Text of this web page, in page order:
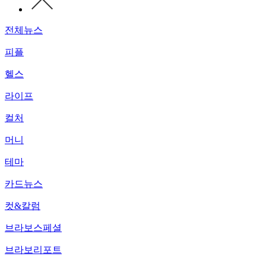
전체뉴스
피플
헬스
라이프
컬처
머니
테마
카드뉴스
컷&칼럼
브라보스페셜
브라보리포트